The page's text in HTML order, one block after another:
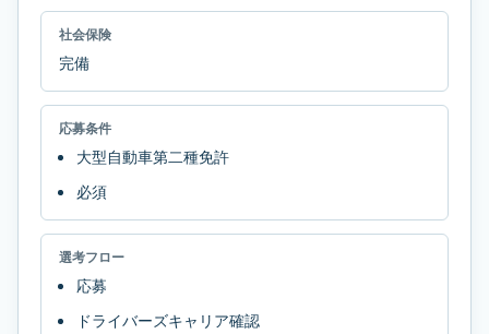
社会保険
完備
応募条件
大型自動車第二種免許
必須
選考フロー
応募
ドライバーズキャリア確認